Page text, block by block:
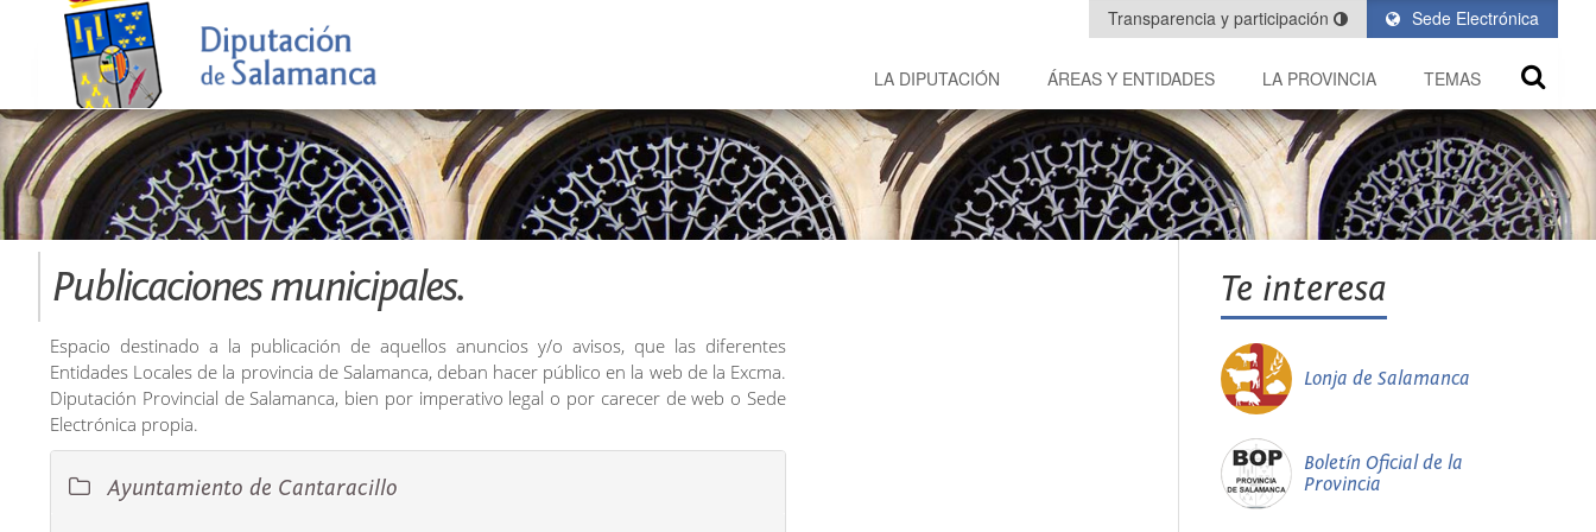
Sede Electrónica
Transparencia y participación
LA DIPUTACIÓN ÁREAS Y ENTIDADES LA PROVINCIA TEMAS
Publicaciones municipales.
Espacio destinado a la publicación de aquellos anuncios y/o avisos, que las diferentes
Entidades Locales de la provincia de Salamanca, deban hacer público en la web de la Excma.
Diputación Provincial de Salamanca, bien por imperativo legal o por carecer de web o Sede
Electrónica propia.
Ayuntamiento de Cantaracillo
Te interesa
Lonja de Salamanca
Boletín Oficial de la
Provincia